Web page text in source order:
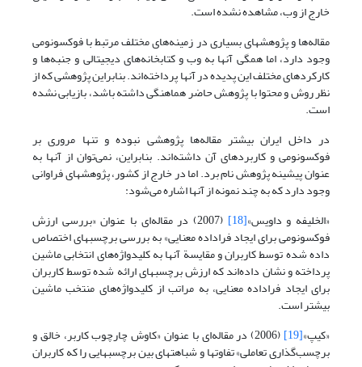
خارج از وب، مشاهده نشده است.
مقاله‌ها و پژوهشهای بسیاری در زمینه‌های مختلف مرتبط با فوکسونومی
وجود دارد، اما همگی آنها به وب و کتابخانه‌های دیجیتالی و جنبه‌ها و
کارکردهای مختلف این پدیده در آنها پرداخته‌اند. بنابراین پژوهشی که از
نظر روش و محتوا با پژوهش حاضر هماهنگی داشته باشد، بازیابی نشده
است.
در داخل ایران بیشتر مقاله‌ها پژوهشی نبوده و تنها مروری بر
فوکسونومی و کاربردهای آن داشته‌اند. بنابراین، نمی‌توان از آنها به
عنوان پیشینه پژوهش نام برد. اما در خارج از کشور، پژوهشهای فراوانی
وجود دارد که به چند نمونه از آنها اشاره می‌شود:
«الخلیفه و داویس»[18] (2007) در مقاله‌ای با عنوان «بررسی ارزش
فوکسونومی برای ایجاد فراداده معنایی» به بررسی برچسبهای اختصاص
داده شده توسط کاربران و مقایسة آنها به کلیدواژه‌های انتخابی ماشین
پرداخته و نشان داده‌اند که ارزش برچسبهای ارائه شده توسط کاربران
برای ایجاد فراداده معنایی، به مراتب از کلیدواژه‌های منتخب ماشین
بیشتر است.
«کیپ»[19] (2006) در مقاله‌ای با عنوان «کاوش چارچوب کاربر، خالق و
برچسب‌گذاری تعاملی» تفاوتها و شباهتهای بین برچسبهایی را که کاربران